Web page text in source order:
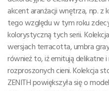
akcent aranżacji wnętrza, np. z
tego względu w tym roku
kolorystyczną tych serii.
wersjach terracotta, umbra
również to, iż emitują delikatne
rozproszonych cieni. Kolekcja
ZENITH powiększyła się o